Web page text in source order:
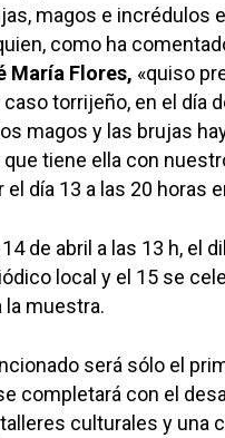
magos e incrédulos
como ha
María Flores, «quiso
caso torrijeño, en el día
magos y las brujas
tiene ella con
el día 13 a las 20 horas
de abril a las 13 h, el
local y el 15 se
la muestra.
será sólo el
completará con el
culturales y una